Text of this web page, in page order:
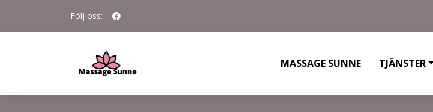
Följ oss:
MASSAGE SUNNE TJÄNSTER